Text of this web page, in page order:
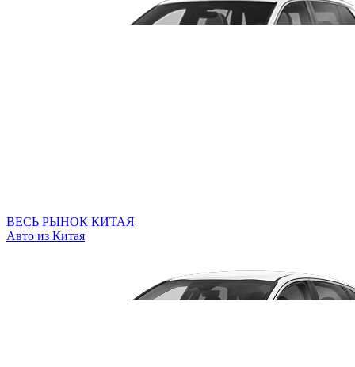
ВЕСЬ РЫНОК КИТАЯ
Авто из Китая